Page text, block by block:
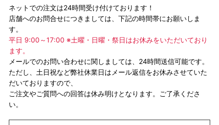
ネットでの注文は24時間受け付けております！
店舗へのお問合せにつきましては、下記の時間帯にお願いしま
す。
平日 9:00～17:00 ※土曜・日曜・祭日はお休みをいただいており
ます。
メールでのお問い合わせに関しましては、24時間送信可能です。
ただし、土日祝など弊社休業日はメール返信をお休みさせていた
だいておりますので、
ご注文やご質問への回答は休み明けとなります。ご了承くださ
い。